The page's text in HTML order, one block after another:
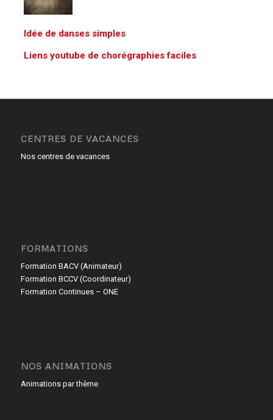
Idée de danses simples
Liens youtube de chorégraphies faciles
CENTRES DE VACANCES
Nos centres de vacances
FORMATIONS
Formation BACV (Animateur)
Formation BCCV (Coordinateur)
Formation Continues – ONE
NOS ANIMATIONS
Animations par thème